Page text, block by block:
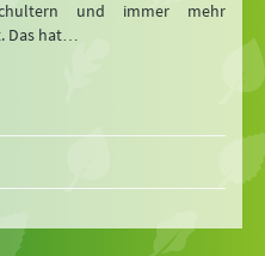
und immer mehr
Das hat…